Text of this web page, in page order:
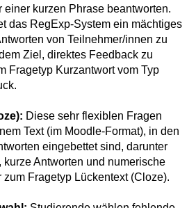
einer kurzen Phrase beantworten.
das RegExp-System ein mächtiges
von Teilnehmer/innen zu
Ziel, direktes Feedback zu
Fragetyp Kurzantwort vom Typ
Diese sehr flexiblen Fragen
Text (im Moodle-Format), in den
eingebettet sind, darunter
kurze Antworten und numerische
zum Fragetyp Lückentext (Cloze).